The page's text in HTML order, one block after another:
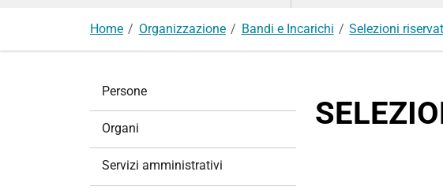
Home Organizzazione Bandi e Incarichi Selezioni
Persone
Organi
Servizi amministrativi